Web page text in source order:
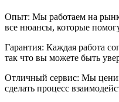
Опыт: Мы работаем на
все нюансы, которые
Гарантия: Каждая работа
так что вы можете быть
Отличный сервис: Мы
сделать процесс